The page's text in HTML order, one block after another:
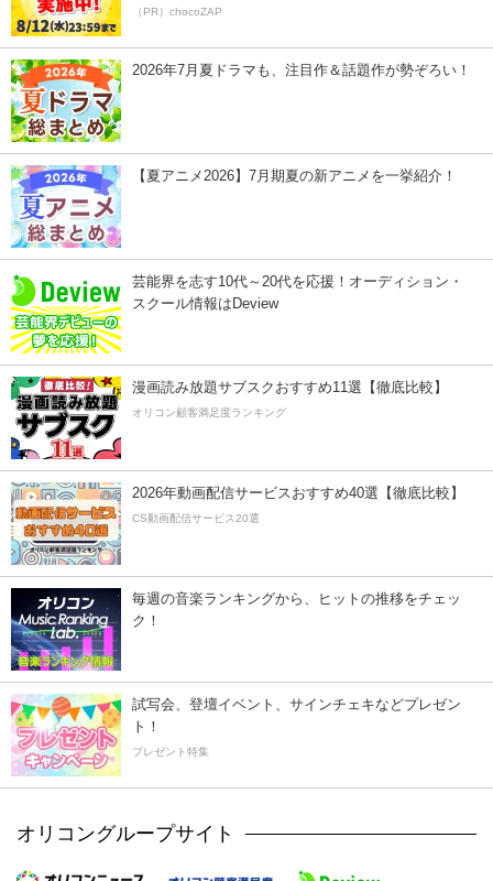
（PR）chocoZAP
2026年7月夏ドラマも、注目作＆話題作が勢ぞろい！
【夏アニメ2026】7月期夏の新アニメを一挙紹介！
芸能界を志す10代～20代を応援！オーディション・
スクール情報はDeview
漫画読み放題サブスクおすすめ11選【徹底比較】
オリコン顧客満足度ランキング
2026年動画配信サービスおすすめ40選【徹底比較】
CS動画配信サービス20選
毎週の音楽ランキングから、ヒットの推移をチェッ
ク！
試写会、登壇イベント、サインチェキなどプレゼン
ト！
プレゼント特集
オリコングループサイト